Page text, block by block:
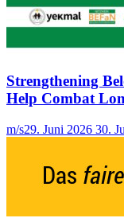
Strengthening
Help Combat
m/s29. Juni 2026 30.